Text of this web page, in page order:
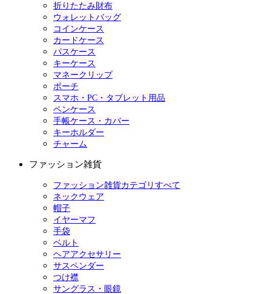
折りたたみ財布
ウォレットバッグ
コインケース
カードケース
パスケース
キーケース
マネークリップ
ポーチ
スマホ・PC・タブレット用品
ペンケース
手帳ケース・カバー
キーホルダー
チャーム
ファッション雑貨
ファッション雑貨カテゴリすべて
ネックウェア
帽子
イヤーマフ
手袋
ベルト
ヘアアクセサリー
サスペンダー
つけ襟
サングラス・眼鏡